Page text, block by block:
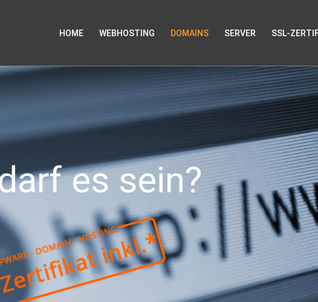
HOME WEBHOSTING DOMAINS SERVER SSL-
es sein?